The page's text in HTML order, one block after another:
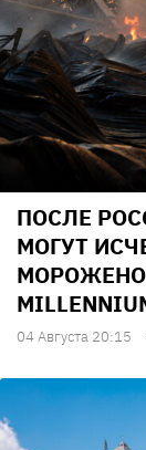
ПОСЛЕ
МОГУТ
04 Августа 20:15